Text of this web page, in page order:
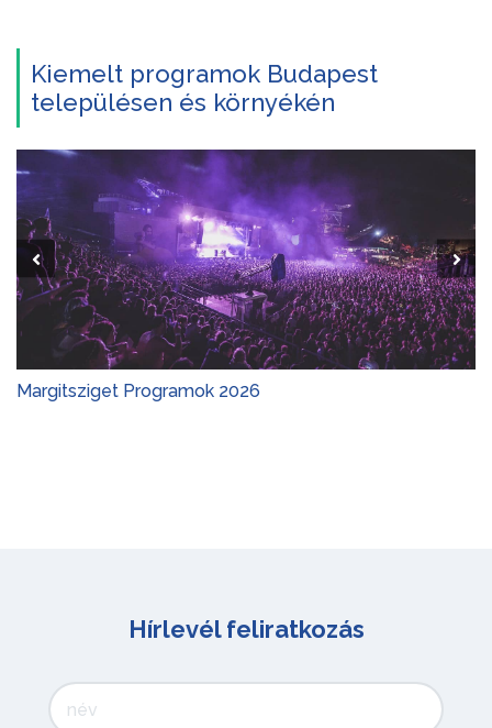
Kiemelt programok Budapest
településen és környékén
Programok 2026
Hírlevél feliratkozás